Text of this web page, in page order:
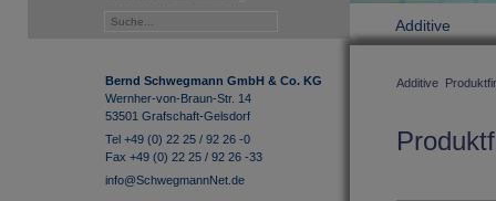
Bernd Schwegmann GmbH & Co. KG
Wernher-von-Braun-Str. 14
53501 Grafschaft-Gelsdorf
Tel +49 (0) 22 25 / 92 26 -0
Fax +49 (0) 22 25 / 92 26 -33
info@SchwegmannNet.de
Additive
Additive